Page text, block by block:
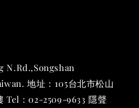
N.Rd.,Songshan
地址：105台北市松山
Tel：02-2509-9633 隱聲